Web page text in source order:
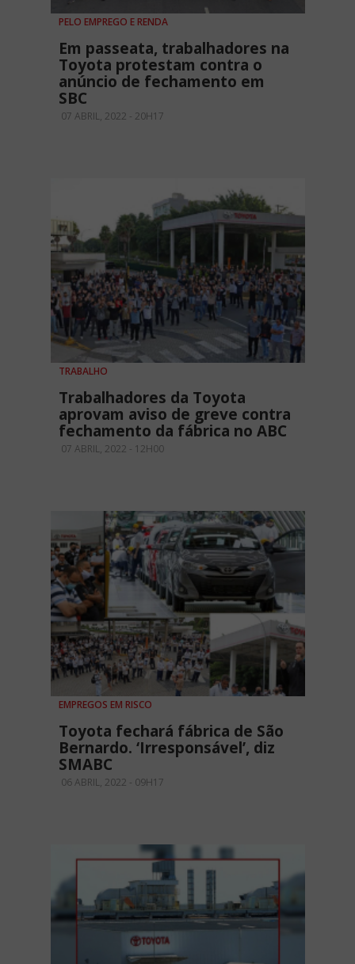
PELO EMPREGO E RENDA
Em passeata, trabalhadores na
Toyota protestam contra o
anúncio de fechamento em
SBC
07 ABRIL, 2022 - 20H17
TRABALHO
Trabalhadores da Toyota
aprovam aviso de greve contra
fechamento da fábrica no ABC
07 ABRIL, 2022 - 12H00
EMPREGOS EM RISCO
Toyota fechará fábrica de São
Bernardo. ‘Irresponsável’, diz
SMABC
06 ABRIL, 2022 - 09H17